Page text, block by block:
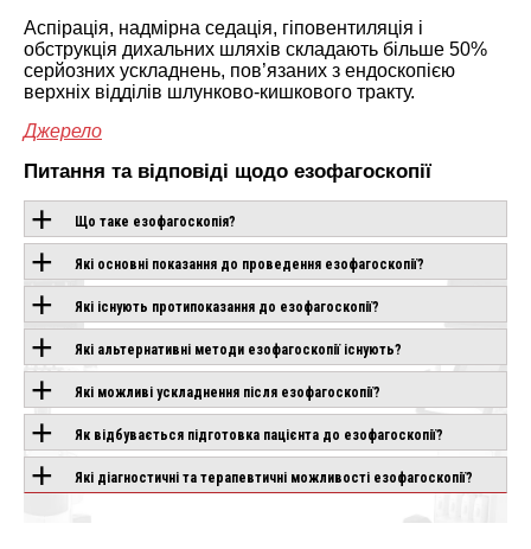
Аспірація, надмірна седація, гіповентиляція і
обструкція дихальних шляхів складають більше 50%
серйозних ускладнень, пов’язаних з ендоскопією
верхніх відділів шлунково-кишкового тракту.
Джерело
Питання та відповіді щодо езофагоскопії
Що таке езофагоскопія?
Які основні показання до проведення езофагоскопії?
Які існують протипоказання до езофагоскопії?
Які альтернативні методи езофагоскопії існують?
Які можливі ускладнення після езофагоскопії?
Як відбувається підготовка пацієнта до езофагоскопії?
Які діагностичні та терапевтичні можливості езофагоскопії?
ОБЛАДНАННЯ З
ЦІЄЮ
ТЕХНОЛОГІЄЮ
+
ENDOSO ENDOLEAP
OLYMPUS VISERA
ELITE III OTV-S700